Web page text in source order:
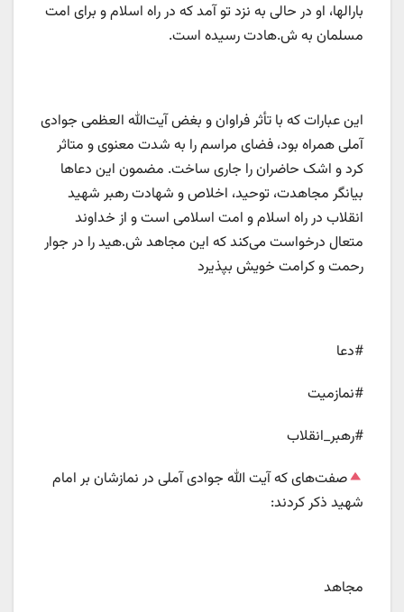
بارالها، او در حالی به نزد تو آمد که در راه اسلام و برای امت
مسلمان به ش.هادت رسیده است.
این عبارات که با تأثر فراوان و بغض آیت‌الله العظمی جوادی
آملی همراه بود، فضای مراسم را به شدت معنوی و متاثر
کرد و اشک حاضران را جاری ساخت. مضمون این دعاها
بیانگر مجاهدت، توحید، اخلاص و شهادت رهبر شهید
انقلاب در راه اسلام و امت اسلامی است و از خداوند
متعال درخواست می‌کند که این مجاهد ش.هید را در جوار
رحمت و کرامت خویش بپذیرد
#دعا
#نمازمیت
#رهبر_انقلاب
صفت‌های که آیت الله جوادی آملی در نمازشان بر امام
شهید ذکر کردند:
مجاهد